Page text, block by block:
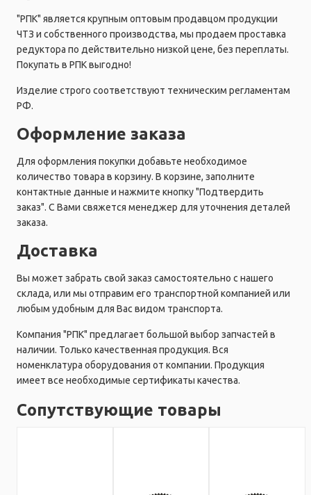
"РПК" является крупным оптовым продавцом продукции
ЧТЗ и собственного производства, мы продаем проставка
редуктора по действительно низкой цене, без переплаты.
Покупать в РПК выгодно!
Изделие строго соответствуют техническим регламентам
РФ.
Оформление заказа
Для оформления покупки добавьте необходимое
количество товара в корзину. В корзине, заполните
контактные данные и нажмите кнопку "Подтвердить
заказ". С Вами свяжется менеджер для уточнения деталей
заказа.
Доставка
Вы может забрать свой заказ самостоятельно с нашего
склада, или мы отправим его транспортной компанией или
любым удобным для Вас видом транспорта.
Компания "РПК" предлагает большой выбор запчастей в
наличии. Только качественная продукция. Вся
номенклатура оборудования от компании. Продукция
имеет все необходимые сертификаты качества.
Сопутствующие товары